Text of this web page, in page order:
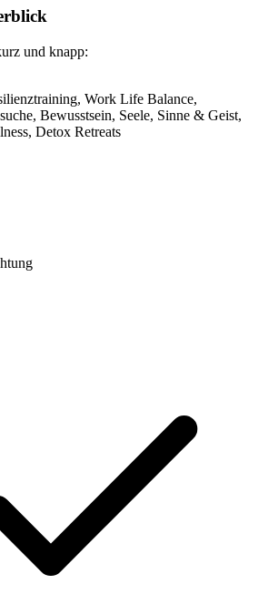
und knapp:
Work Life Balance,
Bewusstsein, Seele, Sinne & Geist,
Detox Retreats